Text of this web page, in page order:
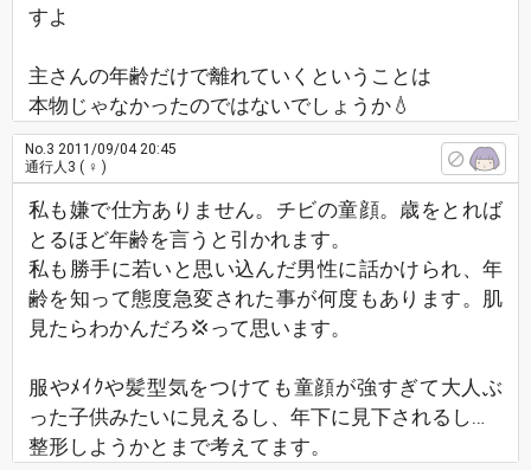
すよ
主さんの年齢だけで離れていくということは
本物じゃなかったのではないでしょうか💧
No.3 2011/09/04 20:45
通行人3 ( ♀ )
私も嫌で仕方ありません。チビの童顔。歳をとれば
とるほど年齢を言うと引かれます。
私も勝手に若いと思い込んだ男性に話かけられ、年
齢を知って態度急変された事が何度もあります。肌
見たらわかんだろ💢って思います。
服やﾒｲｸや髪型気をつけても童顔が強すぎて大人ぶ
った子供みたいに見えるし、年下に見下されるし…
整形しようかとまで考えてます。